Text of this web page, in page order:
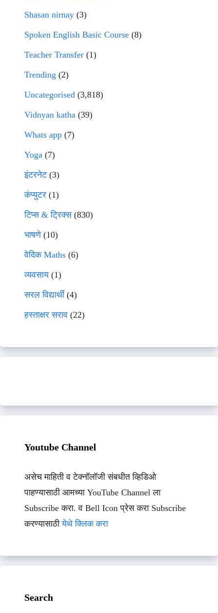
Shasan nirnay (3)
Spoken English Basic Course (8)
Teacher Transfer (1)
Trending (2)
Uncategorised (3,818)
Vidnyan katha (39)
Whats app (7)
Yoga (7)
इंटरनेट(3)
कंप्युटर (1)
टिप्स & ट्रिक्स(830)
भाषणे(10)
वेदिक Maths (6)
व्यवसाय(1)
सरल विद्यार्थी(4)
हस्ताक्षर सराव (22)
Youtube Channel
असेच माहिती व टेक्नॉलॉजी संबधीत व्हिडिओ
पाहण्यासाठी आमच्या YouTube Channel ला
Subscribe करा. व Bell Icon प्रेस करा Subscribe
करण्यासाठीयेथे क्लिक करा
Search